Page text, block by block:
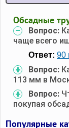
Обсадные
Вопрос:
чаще всего
Ответ: 90
Вопрос:
113 мм в
Вопрос:
покупая
Популярные